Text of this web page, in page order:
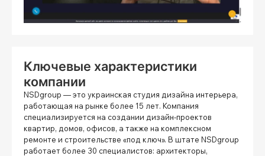
Ключевые характеристики
компании
NSDgroup — это украинская студия дизайна интерьера,
работающая на рынке более 15 лет. Компания
специализируется на создании дизайн-проектов
квартир, домов, офисов, а также на комплексном
ремонте и строительстве «под ключ». В штате NSDgroup
работает более 30 специалистов: архитекторы,